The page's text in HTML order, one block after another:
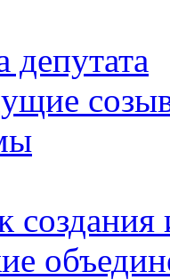
депутата
создания